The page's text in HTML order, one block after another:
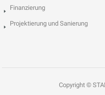
Finanzierung
Projektierung und Sanierung
Copyright ©